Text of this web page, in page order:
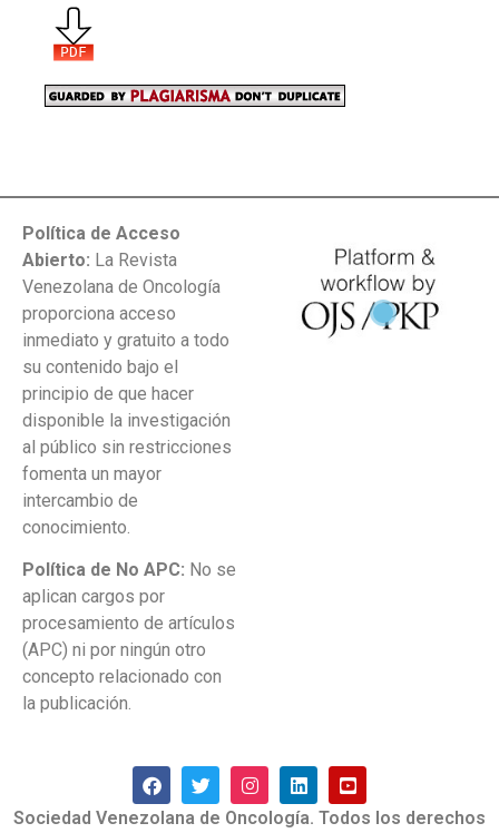
Política de Acceso
Abierto: La Revista
Venezolana de Oncología
proporciona acceso
inmediato y gratuito a todo
su contenido bajo el
principio de que hacer
disponible la investigación
al público sin restricciones
fomenta un mayor
intercambio de
conocimiento.
Política de No APC: No se
aplican cargos por
procesamiento de artículos
(APC) ni por ningún otro
concepto relacionado con
la publicación.
Sociedad Venezolana de Oncología. Todos los derechos